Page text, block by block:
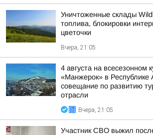
Уничтоженные склады
топлива, блокировки
цветочки
Вчера, 21:05
4 августа на всесезонном
«Манжерок» в Республике
совещание по развитию
отрасли
Вчера, 21:05
Участник СВО выжил